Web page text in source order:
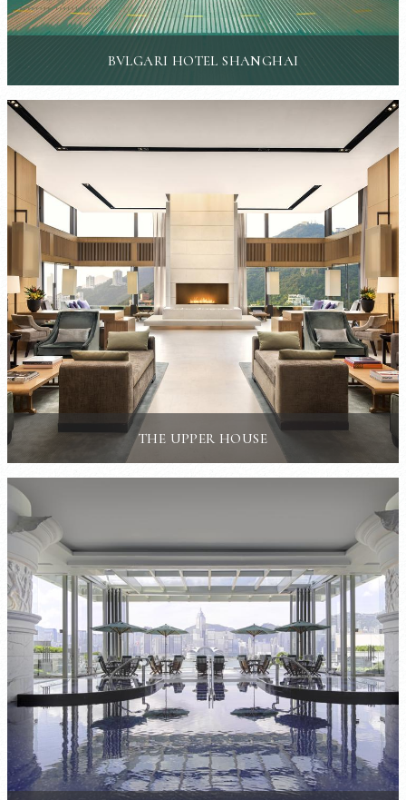
BVLGARI HOTEL SHANGHAI
THE UPPER HOUSE